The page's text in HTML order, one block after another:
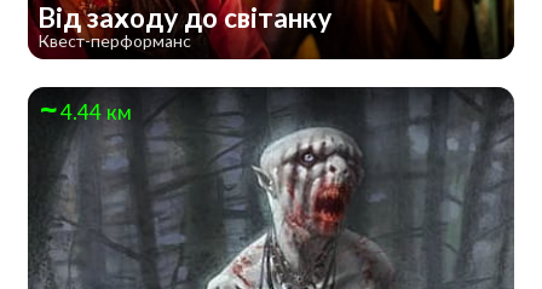
Від заходу до світанку
Квест-перформанс
4.44 км